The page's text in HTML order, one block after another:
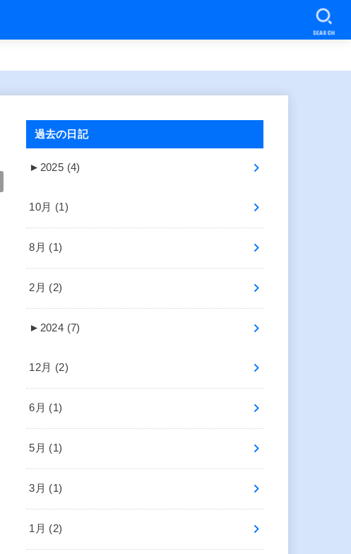
SEARCH
過去の日記
► 2025 (4)
10月 (1)
8月 (1)
2月 (2)
► 2024 (7)
12月 (2)
6月 (1)
5月 (1)
3月 (1)
1月 (2)